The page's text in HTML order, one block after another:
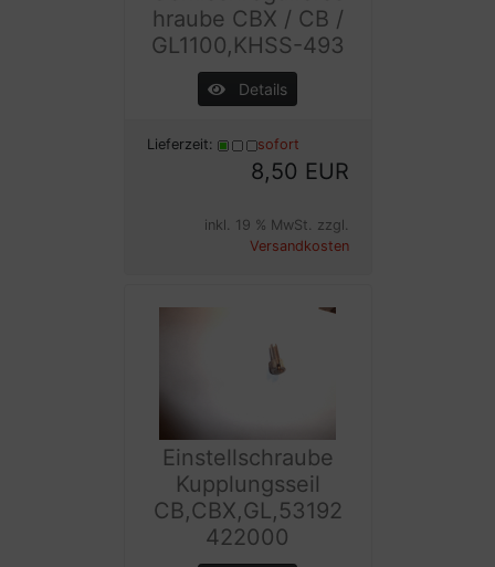
hraube CBX / CB /
GL1100,KHSS-493
Details
Lieferzeit: sofort
8,50 EUR
inkl. 19 % MwSt. zzgl.
Versandkosten
Einstellschraube
Kupplungsseil
CB,CBX,GL,53192
422000